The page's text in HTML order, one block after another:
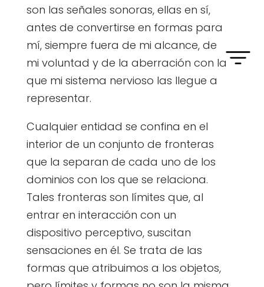
son las señales sonoras, ellas en sí,
antes de convertirse en formas para
mí, siempre fuera de mi alcance, de
mi voluntad y de la aberración con la
que mi sistema nervioso las llegue a
representar.
Cualquier entidad se confina en el
interior de un conjunto de fronteras
que la separan de cada uno de los
dominios con los que se relaciona.
Tales fronteras son límites que, al
entrar en interacción con un
dispositivo perceptivo, suscitan
sensaciones en él. Se trata de las
formas que atribuimos a los objetos,